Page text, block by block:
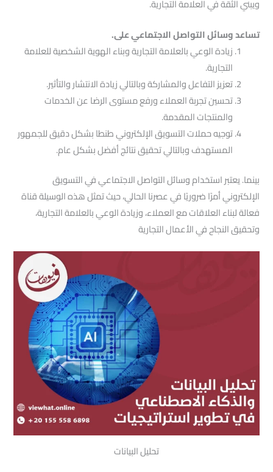
ويبني الثقة في العلامة التجارية.
تساعد وسائل التواصل الاجتماعي على.
زيادة الوعي بالعلامة التجارية وبناء الهوية الشخصية للعلامة
التجارية.
تعزيز التفاعل والمشاركة وبالتالي زيادة الانتشار والتأثير.
تحسين تجربة العملاء ورفع مستوى الرضا عن الخدمات
والمنتجات المقدمة.
توجيه حملات التسويق الإلكتروني طنطا بشكل دقيق للجمهور
المستهدف وبالتالي تحقيق نتائج أفضل بشكل عام.
بينما. يعتبر استخدام وسائل التواصل الاجتماعي في التسويق
الإلكتروني أمرًا ضروريًا في عصرنا الحالي، حيث تمثل هذه الوسيلة قناة
فعالة لبناء العلاقات مع العملاء، وزيادة الوعي بالعلامة التجارية،
وتحقيق النجاح في الأعمال التجارية
تحليل البيانات